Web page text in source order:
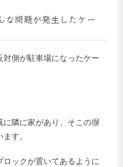
な問題が発生したケー
対側が駐車場になったケー
に隣に家があり、そこの塀
す。
ロックが置いてあるように